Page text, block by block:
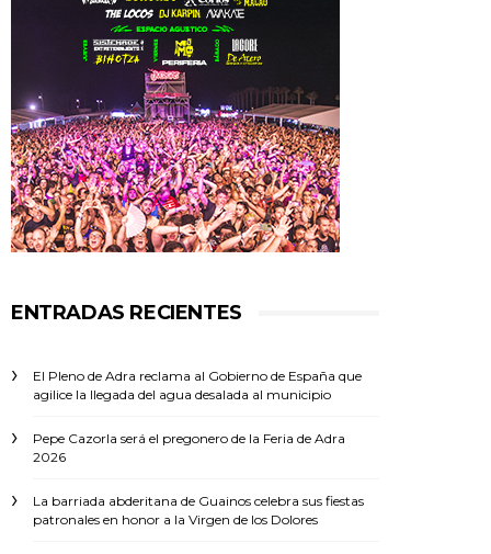
ENTRADAS RECIENTES
El Pleno de Adra reclama al Gobierno de España que
agilice la llegada del agua desalada al municipio
Pepe Cazorla será el pregonero de la Feria de Adra
2026
La barriada abderitana de Guainos celebra sus fiestas
patronales en honor a la Virgen de los Dolores